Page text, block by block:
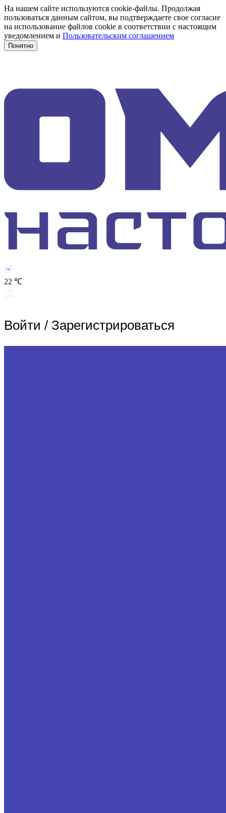
На нашем сайте используются cookie-файлы. Продолжая
пользоваться данным сайтом, вы подтверждаете свое согласие
на использование файлов cookie в соответствии с настоящим
уведомлением и Пользовательским соглашением
Понятно
22 ℃
Войти / Зарегистрироваться